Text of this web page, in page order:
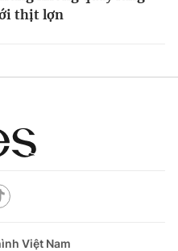
thịt lợn
Việt Nam